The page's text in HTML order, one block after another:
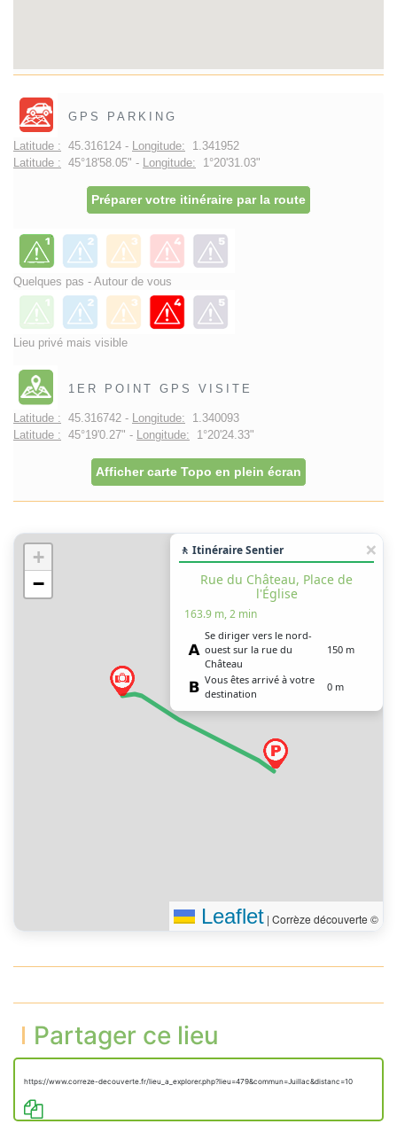
GPS PARKING
Latitude : 45.316124 - Longitude: 1.341952
Latitude : 45°18'58.05" - Longitude: 1°20'31.03"
Préparer votre itinéraire par la route
Quelques pas - Autour de vous
Lieu privé mais visible
1ER POINT GPS VISITE
Latitude : 45.316742 - Longitude: 1.340093
Latitude : 45°19'0.27" - Longitude: 1°20'24.33"
Afficher carte Topo en plein écran
+
−
🚶 Itinéraire Sentier
Rue du Château, Place de
l'Église
163.9 m, 2 min
Se diriger vers le nord-
ouest sur la rue du
Château
150 m
Vous êtes arrivé à votre
destination
0 m
Leaflet | Corrèze découverte ©
Partager ce lieu
https://www.correze-decouverte.fr/lieu_a_explorer.php?lieu=479&commun=Juillac&distanc=10